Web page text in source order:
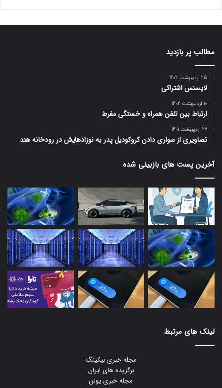
مطالب پر بازدید
25 اردیبهشت 1402
لایسنس اشتراکی
10 اردیبهشت 1402
ارتباط بین تلفن همراه و خستگی مفرط
27 اردیبهشت 1401
تصاویری از سواری دادن کروکودیل پدر به نوزادهایش در رودخانه هند
آخرین پست های بازبینی شده
لینک های مرتبط
مجله خبری بیکینگ
برگزیده های ایران
مجله خبری یولن